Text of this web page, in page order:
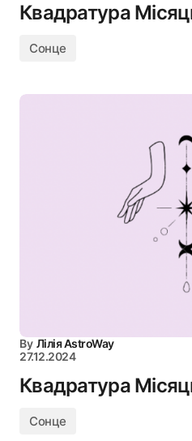
Квадратура
Сонце
By Лілія AstroWay
27.12.2024
Квадратура
Сонце